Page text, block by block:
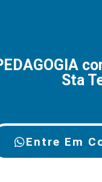
Sta
Entre Em